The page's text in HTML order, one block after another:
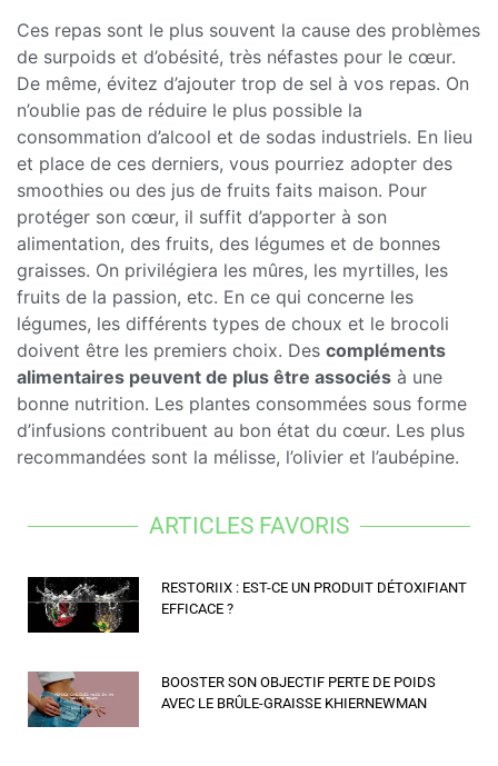
Ces repas sont le plus souvent la cause des problèmes
de surpoids et d’obésité, très néfastes pour le cœur.
De même, évitez d’ajouter trop de sel à vos repas. On
n’oublie pas de réduire le plus possible la
consommation d’alcool et de sodas industriels. En lieu
et place de ces derniers, vous pourriez adopter des
smoothies ou des jus de fruits faits maison. Pour
protéger son cœur, il suffit d’apporter à son
alimentation, des fruits, des légumes et de bonnes
graisses. On privilégiera les mûres, les myrtilles, les
fruits de la passion, etc. En ce qui concerne les
légumes, les différents types de choux et le brocoli
doivent être les premiers choix. Des compléments
alimentaires peuvent de plus être associés à une
bonne nutrition. Les plantes consommées sous forme
d’infusions contribuent au bon état du cœur. Les plus
recommandées sont la mélisse, l’olivier et l’aubépine.
ARTICLES FAVORIS
RESTORIIX : EST-CE UN PRODUIT DÉTOXIFIANT
EFFICACE ?
BOOSTER SON OBJECTIF PERTE DE POIDS
AVEC LE BRÛLE-GRAISSE KHIERNEWMAN